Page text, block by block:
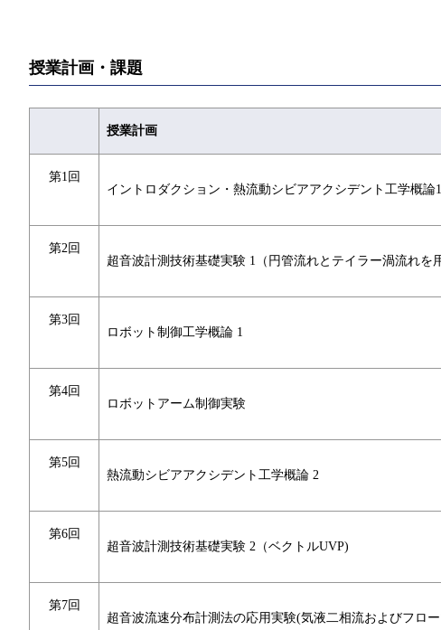
授業計画・課題
授業計画
第1回
イントロダクション・熱流動シビアアクシデント⼯学概論
第2回
超音波計測技術基礎実験 1（円管流れとテイラー渦流れを
第3回
ロボット制御工学概論 1
第4回
ロボットアーム制御実験
第5回
熱流動シビアアクシデント工学概論 2
第6回
超音波計測技術基礎実験 2（ベクトルUVP)
第7回
超音波流速分布計測法の応用実験(気液二相流およびフロ